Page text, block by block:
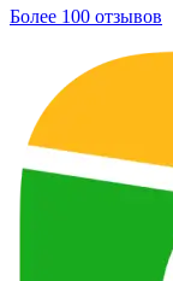
Более 100 отзывов